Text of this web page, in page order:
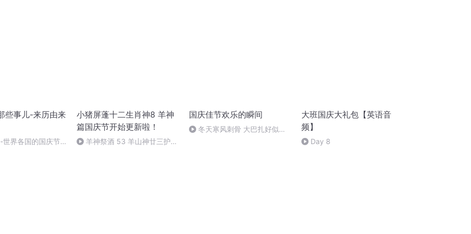
些事儿-来历由来
界各国的国庆节-
小猪屏蓬十二生肖神8 羊神
篇国庆节开始更新啦！
羊神祭酒 53 羊山神廿三护祭
国庆佳节欢乐的瞬间
冬天寒风刺骨 大巴扎好似温
大班国庆大礼包【英语音
频】
Day 8